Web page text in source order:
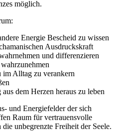
möglich.
Energie Bescheid zu wissen
Ausdruckskraft
und differenzieren
im Alltag zu verankern
dem Herzen heraus zu leben
und Energiefelder der sich
Raum für vertrauensvolle
unbegrenzte Freiheit der Seele.